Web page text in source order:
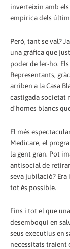
inverteixin amb
empírica dels
Però, tant se val?
una gràfica que
poder de fer-ho.
Representants,
arriben a la Casa
castigada societat
d'homes blancs
El més
Medicare, el
la gent gran. Pot
antisocial de
seva jubilació? Era
tot és possible.
Fins i tot el que
desemboqui en
seus executius en
necessitats traient